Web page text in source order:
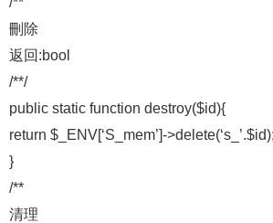
刪除
返回:bool
/**/
public static function destroy($id){
return $_ENV[‘S_mem’]->delete(‘s_’.$id);
}
/**
清理